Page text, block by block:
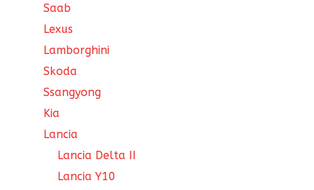
Saab
Lexus
Lamborghini
Skoda
Ssangyong
Kia
Lancia
Lancia Delta II
Lancia Y10